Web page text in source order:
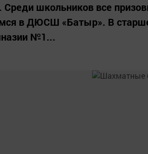
Среди школьников все
в ДЮСШ «Батыр». В
№1...